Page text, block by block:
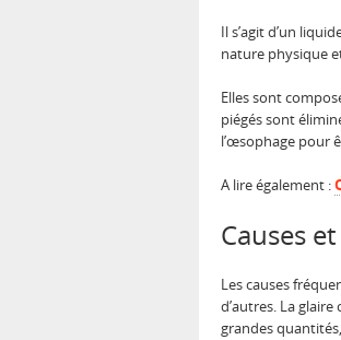
Il s’agit d’un
nature physique
Elles sont
piégés sont
l’œsophage pour
A lire également :
Causes
Les causes
d’autres. La
grandes